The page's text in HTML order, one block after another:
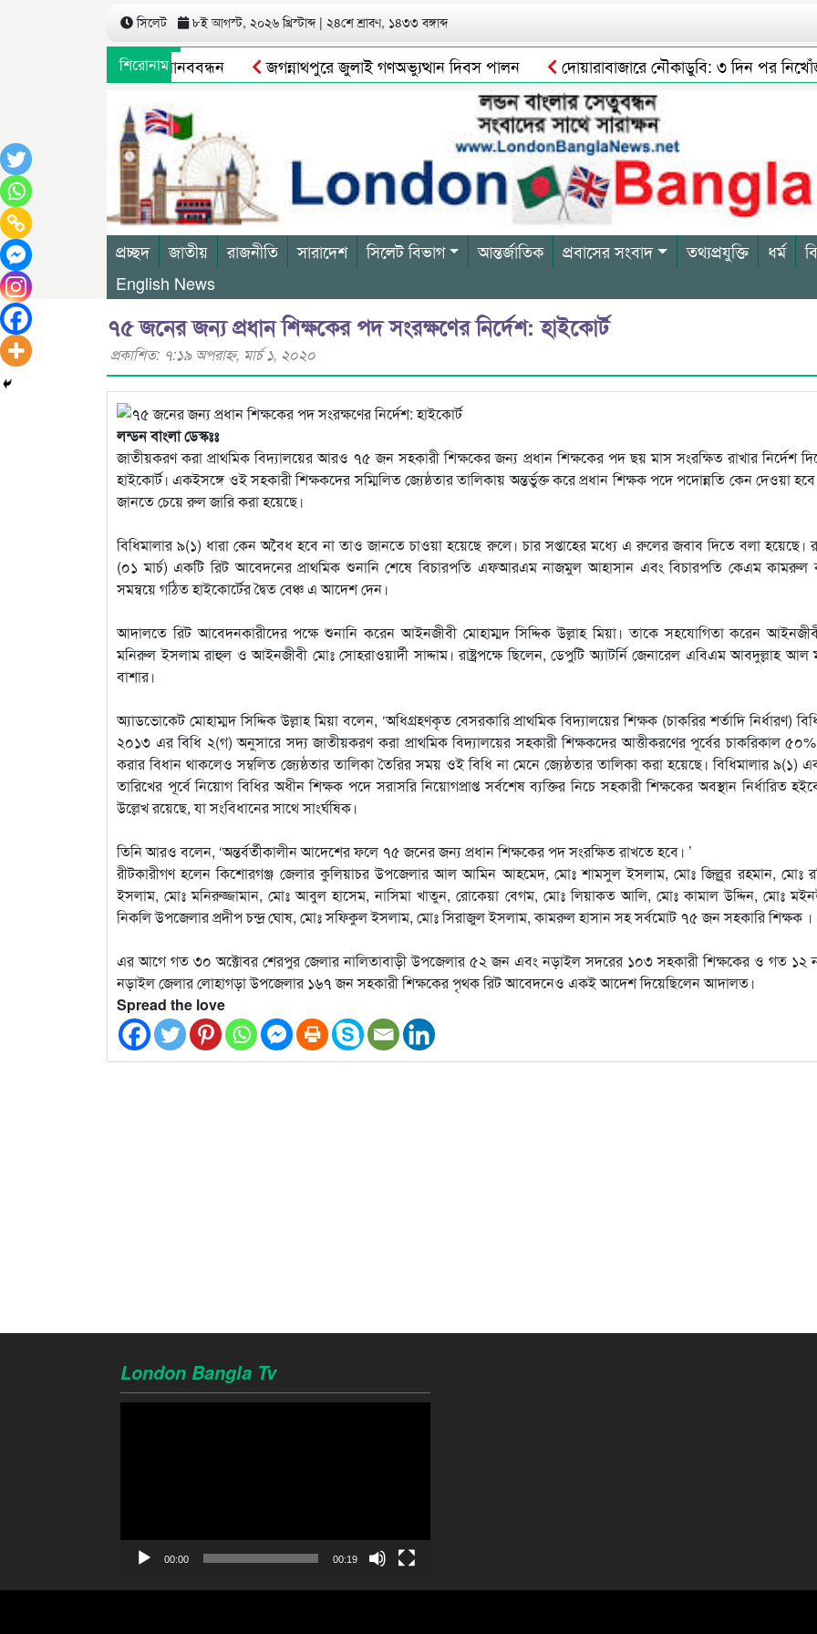
সিলেট ৮ই আগস্ট, ২০২৬ খ্রিস্টাব্দ | ২৪শে শ্রাবণ, ১৪৩৩ বঙ্গাব্দ
শিরোনাম
বিরুদ্ধে গ্রামবাসীর মানববন্ধন জগন্নাথপুরে জুলাই গণঅভ্যুত্থান দিবস পালন দোয়ারাবাজারে নৌকাডুবি: ৩ দিন পর নিখোঁজ
সিলেটে নিষিদ্ধ ছাত্রলীগের অর্ধশত নেতাকর্মীর বি/রু/দ্ধে মা/ম/লা
প্রচ্ছদ জাতীয় রাজনীতি সারাদেশ সিলেট বিভাগ আন্তর্জাতিক প্রবাসের সংবাদ তথ্যপ্রযুক্তি ধর্ম
English News
৭৫ জনের জন্য প্রধান শিক্ষকের পদ সংরক্ষণের নির্দেশ: হাইকোর্ট
প্রকাশিত: ৭:১৯ অপরাহ্ণ, মার্চ ১, ২০২০
লন্ডন বাংলা ডেস্কঃঃ
জাতীয়করণ করা প্রাথমিক বিদ্যালয়ের আরও ৭৫ জন সহকারী শিক্ষকের জন্য প্রধান শিক্ষকের পদ ছয় মাস সংরক্ষিত রাখার নির্দেশ
হাইকোর্ট। একইসঙ্গে ওই সহকারী শিক্ষকদের সম্মিলিত জ্যেষ্ঠতার তালিকায় অন্তর্ভুক্ত করে প্রধান শিক্ষক পদে পদোন্নতি কেন দেওয়া
জানতে চেয়ে রুল জারি করা হয়েছে।
বিধিমালার ৯(১) ধারা কেন অবৈধ হবে না তাও জানতে চাওয়া হয়েছে রুলে। চার সপ্তাহের মধ্যে এ রুলের জবাব দিতে বলা হয়েছে।
(০১ মার্চ) একটি রিট আবেদনের প্রাথমিক শুনানি শেষে বিচারপতি এফআরএম নাজমুল আহাসান এবং বিচারপতি কেএম কামরুল
সমন্বয়ে গঠিত হাইকোর্টের দ্বৈত বেঞ্চ এ আদেশ দেন।
আদালতে রিট আবেদনকারীদের পক্ষে শুনানি করেন আইনজীবী মোহাম্মদ সিদ্দিক উল্লাহ মিয়া। তাকে সহযোগিতা করেন
মনিরুল ইসলাম রাহুল ও আইনজীবী মোঃ সোহরাওয়ার্দী সাদ্দাম। রাষ্ট্রপক্ষে ছিলেন, ডেপুটি অ্যাটর্নি জেনারেল এবিএম আবদুল্লাহ আল
বাশার।
অ্যাডভোকেট মোহাম্মদ সিদ্দিক উল্লাহ মিয়া বলেন, ‘অধিগ্রহণকৃত বেসরকারি প্রাথমিক বিদ্যালয়ের শিক্ষক (চাকরির শর্তাদি নির্ধারণ)
২০১৩ এর বিধি ২(গ) অনুসারে সদ্য জাতীয়করণ করা প্রাথমিক বিদ্যালয়ের সহকারী শিক্ষকদের আত্তীকরণের পূর্বের চাকরিকাল
করার বিধান থাকলেও সম্বলিত জ্যেষ্ঠতার তালিকা তৈরির সময় ওই বিধি না মেনে জ্যেষ্ঠতার তালিকা করা হয়েছে। বিধিমালার ৯(১)
তারিখের পূর্বে নিয়োগ বিধির অধীন শিক্ষক পদে সরাসরি নিয়োগপ্রাপ্ত সর্বশেষ ব্যক্তির নিচে সহকারী শিক্ষকের অবস্থান নির্ধারিত
উল্লেখ রয়েছে, যা সংবিধানের সাথে সাংর্ঘষিক।
তিনি আরও বলেন, ‘অন্তর্বর্তীকালীন আদেশের ফলে ৭৫ জনের জন্য প্রধান শিক্ষকের পদ সংরক্ষিত রাখতে হবে। ’
রীটকারীগণ হলেন কিশোরগঞ্জ জেলার কুলিয়াচর উপজেলার আল আমিন আহমেদ, মোঃ শামসুল ইসলাম, মোঃ জিল্লুর রহমান, মোঃ
ইসলাম, মোঃ মনিরুজ্জামান, মোঃ আবুল হাসেম, নাসিমা খাতুন, রোকেয়া বেগম, মোঃ লিয়াকত আলি, মোঃ কামাল উদ্দিন, মোঃ
নিকলি উপজেলার প্রদীপ চন্দ্র ঘোষ, মোঃ সফিকুল ইসলাম, মোঃ সিরাজুল ইসলাম, কামরুল হাসান সহ সর্বমোট ৭৫ জন সহকারি শিক্ষক ।
এর আগে গত ৩০ অক্টোবর শেরপুর জেলার নালিতাবাড়ী উপজেলার ৫২ জন এবং নড়াইল সদরের ১০৩ সহকারী শিক্ষকের ও গত ১২
নড়াইল জেলার লোহাগড়া উপজেলার ১৬৭ জন সহকারী শিক্ষকের পৃথক রিট আবেদনেও একই আদেশ দিয়েছিলেন আদালত।
Spread the love
London Bangla Tv
00:00 00:19